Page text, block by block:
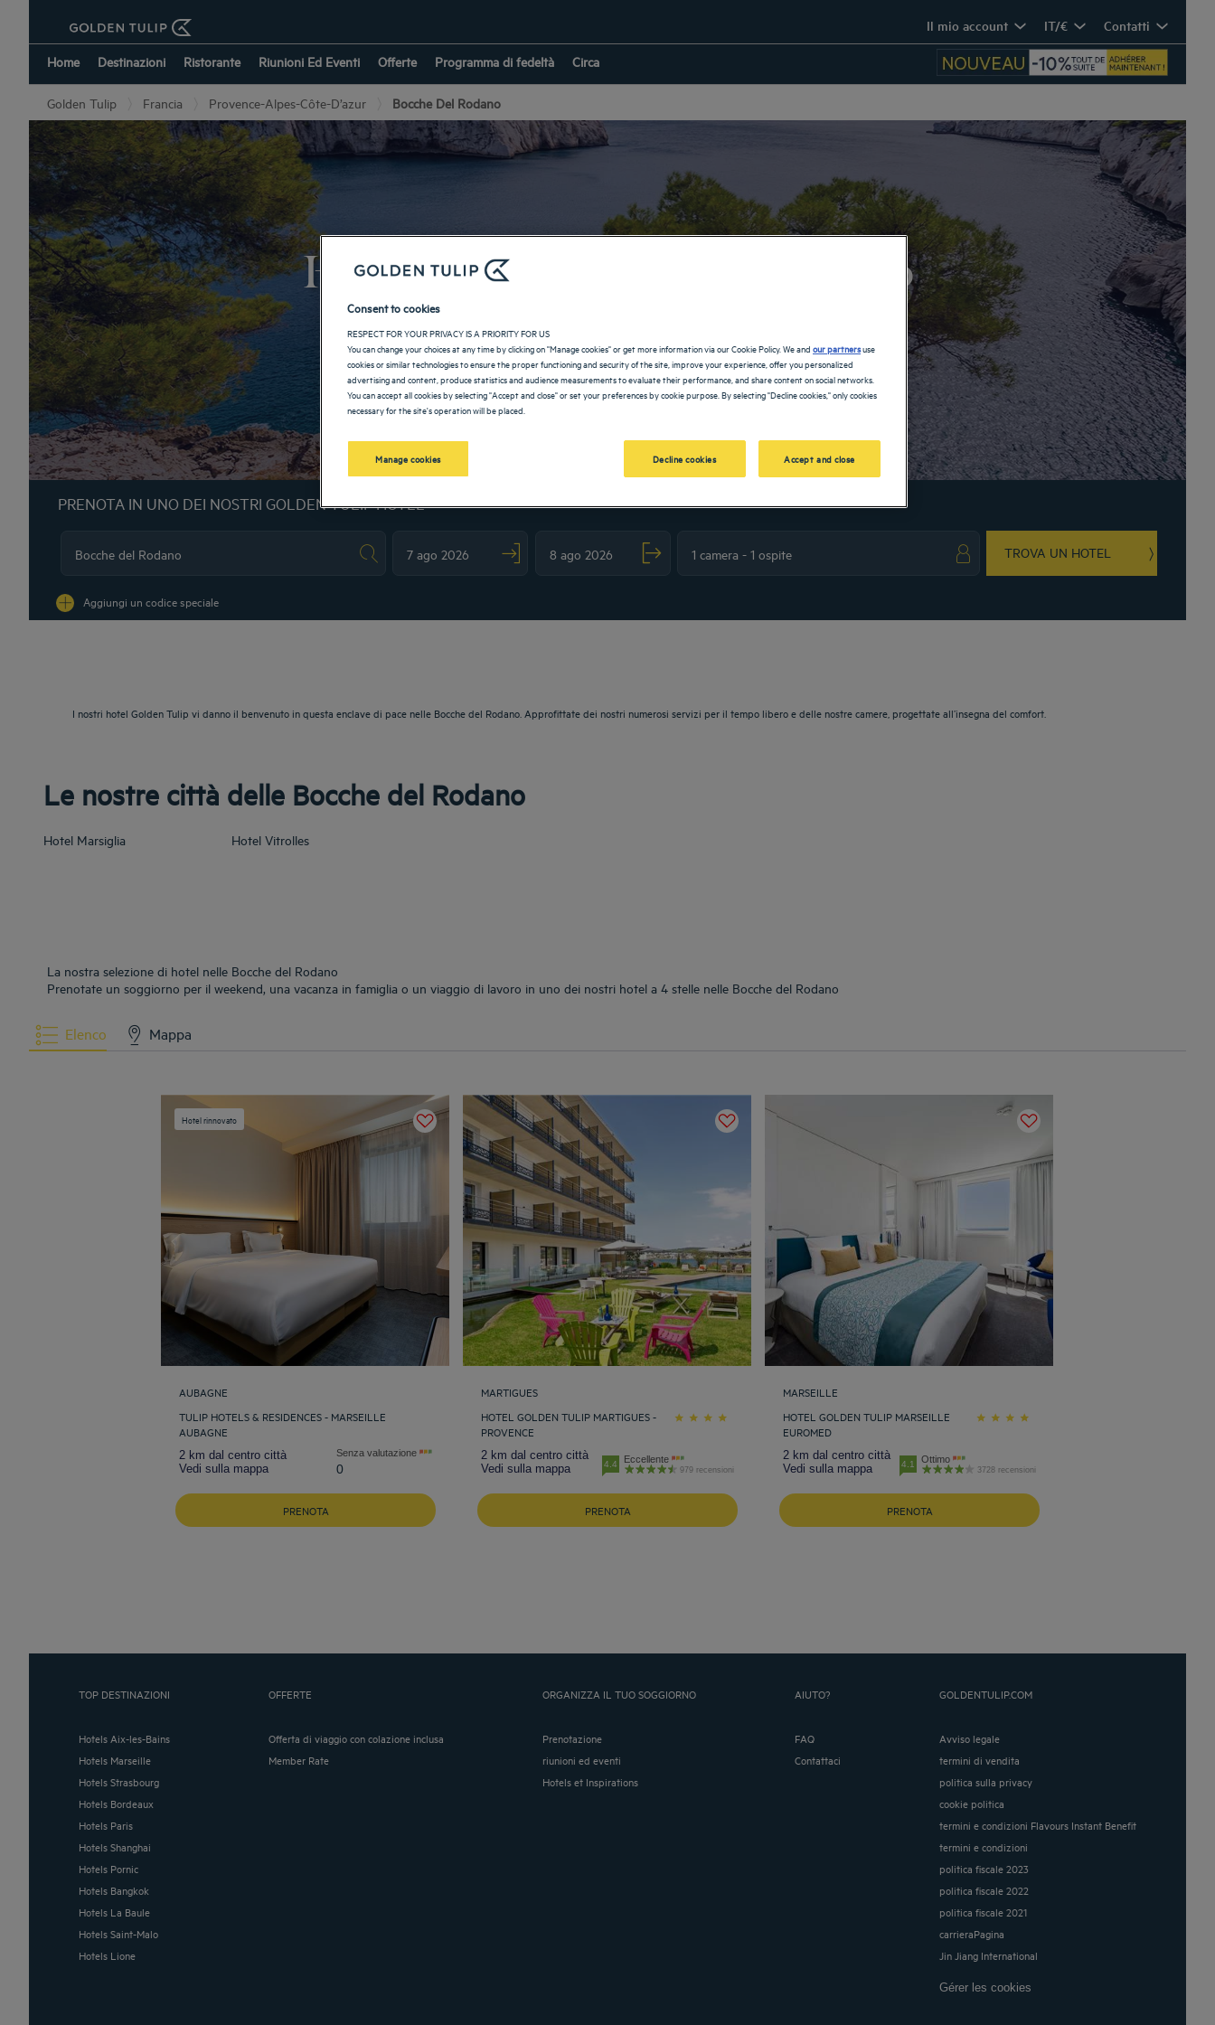
Il mio account IT/€ Contatti
Home Destinazioni Ristorante Riunioni Ed Eventi Offerte Programma di fedeltà Circa
Golden Tulip Francia Provence-Alpes-Côte-D’azur Bocche Del Rodano
Hotel nelle Bocche del Rodano
RITORNO IN FRANCIA
PRENOTA IN UNO DEI NOSTRI GOLDEN TULIP HOTEL
TROVA UN HOTEL
Aggiungi un codice speciale
I nostri hotel Golden Tulip vi danno il benvenuto in questa enclave di pace nelle Bocche del Rodano. Approfittate dei nostri numerosi servizi per il tempo libero e delle nostre camere, progettate all’insegna del comfort.
Le nostre città delle Bocche del Rodano
Hotel Marsiglia Hotel Vitrolles
La nostra selezione di hotel nelle Bocche del Rodano
Prenotate un soggiorno per il weekend, una vacanza in famiglia o un viaggio di lavoro in uno dei nostri hotel a 4 stelle nelle Bocche del Rodano
Elenco Mappa
Hotel rinnovato
AUBAGNE
TULIP HOTELS & RESIDENCES - MARSEILLE
AUBAGNE
2 km dal centro città
Vedi sulla mappa
Senza valutazione
0
PRENOTA
MARTIGUES
HOTEL GOLDEN TULIP MARTIGUES -
PROVENCE
2 km dal centro città
Vedi sulla mappa
4.4 Eccellente
979 recensioni
PRENOTA
MARSEILLE
HOTEL GOLDEN TULIP MARSEILLE
EUROMED
2 km dal centro città
Vedi sulla mappa
4.1 Ottimo
3728 recensioni
PRENOTA
TOP DESTINAZIONI
Hotels Aix-les-Bains
Hotels Marseille
Hotels Strasbourg
Hotels Bordeaux
Hotels Paris
Hotels Shanghai
Hotels Pornic
Hotels Bangkok
Hotels La Baule
Hotels Saint-Malo
Hotels Lione
OFFERTE
Offerta di viaggio con colazione inclusa
Member Rate
ORGANIZZA IL TUO SOGGIORNO
Prenotazione
riunioni ed eventi
Hotels et Inspirations
AIUTO?
FAQ
Contattaci
GOLDENTULIP.COM
Avviso legale
termini di vendita
politica sulla privacy
cookie politica
termini e condizioni Flavours Instant Benefit
termini e condizioni
politica fiscale 2023
politica fiscale 2022
politica fiscale 2021
carrieraPagina
Jin Jiang International
Gérer les cookies
Consent to cookies
RESPECT FOR YOUR PRIVACY IS A PRIORITY FOR US
You can change your choices at any time by clicking on "Manage cookies" or get more information via our Cookie Policy. We andour partnersuse
cookies or similar technologies to ensure the proper functioning and security of the site, improve your experience, offer you personalized
advertising and content, produce statistics and audience measurements to evaluate their performance, and share content on social networks.
You can accept all cookies by selecting "Accept and close" or set your preferences by cookie purpose. By selecting "Decline cookies," only cookies
necessary for the site's operation will be placed.
Manage cookies Decline cookies Accept and close